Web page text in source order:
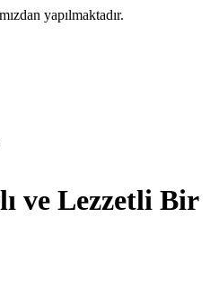
yapılmaktadır.
ve Lezzetli Bir